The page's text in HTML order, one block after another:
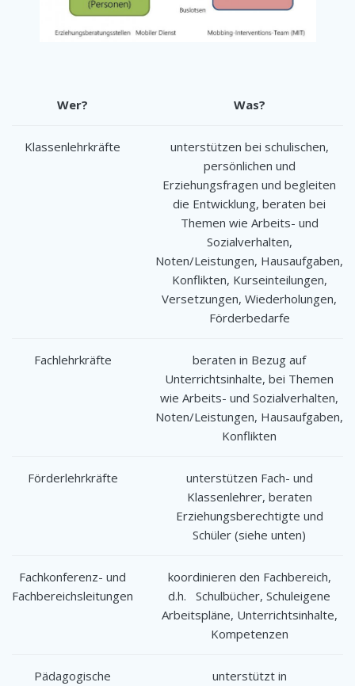
Wer? Was?
Klassenlehrkräfte
unterstützen bei schulischen,
persönlichen und
Erziehungsfragen und begleiten
die Entwicklung, beraten bei
Themen wie Arbeits- und
Sozialverhalten,
Noten/Leistungen, Hausaufgaben,
Konflikten, Kurseinteilungen,
Versetzungen, Wiederholungen,
Förderbedarfe
Fachlehrkräfte
beraten in Bezug auf
Unterrichtsinhalte, bei Themen
wie Arbeits- und Sozialverhalten,
Noten/Leistungen, Hausaufgaben,
Konflikten
Förderlehrkräfte
unterstützen Fach- und
Klassenlehrer, beraten
Erziehungsberechtigte und
Schüler (siehe unten)
Fachkonferenz- und
Fachbereichsleitungen
koordinieren den Fachbereich,
d.h. Schulbücher, Schuleigene
Arbeitspläne, Unterrichtsinhalte,
Kompetenzen
Pädagogische
unterstützt in